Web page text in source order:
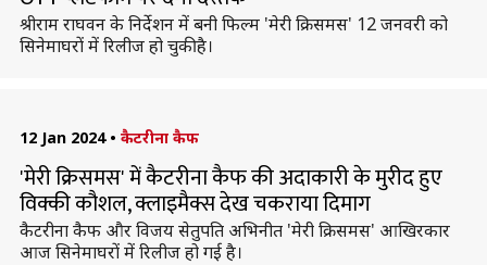
श्रीराम राघवन के निर्देशन में बनी फिल्म 'मेरी क्रिसमस' 12 जनवरी को
सिनेमाघरों में रिलीज हो चुकी है।
12 Jan 2024 • कैटरीना कैफ
'मेरी क्रिसमस' में कैटरीना कैफ की अदाकारी के मुरीद हुए
विक्की कौशल, क्लाइमैक्स देख चकराया दिमाग
कैटरीना कैफ और विजय सेतुपति अभिनीत 'मेरी क्रिसमस' आखिरकार
आज सिनेमाघरों में रिलीज हो गई है।